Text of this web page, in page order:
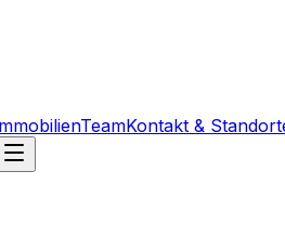
TeamKontakt &